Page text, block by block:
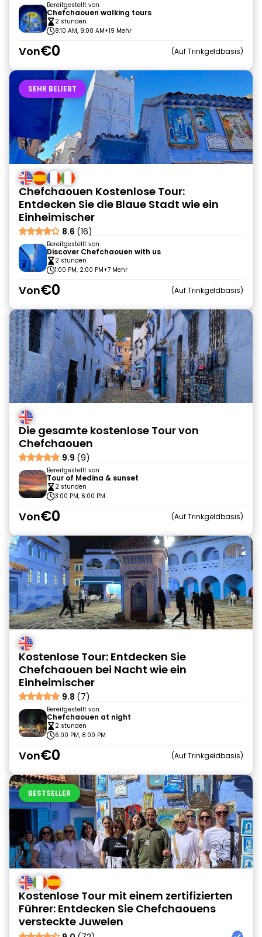
Bereitgestellt von
Chefchaouen walking tours
2 stunden
8:10 AM, 9:00 AM+19 Mehr
Von€0 Auf Trinkgeldbasis
SEHR BELIEBT
Chefchaouen Kostenlose Tour:
Entdecken Sie die Blaue Stadt wie ein
Einheimischer
8.6 (16)
Bereitgestellt von
Discover Chefchaouen with us
2 stunden
1:00 PM, 2:00 PM+7 Mehr
Von€0 Auf Trinkgeldbasis
Die gesamte kostenlose Tour von
Chefchaouen
9.9 (9)
Bereitgestellt von
Tour of Medina & sunset
2 stunden
3:00 PM, 6:00 PM
Von€0 Auf Trinkgeldbasis
Kostenlose Tour: Entdecken Sie
Chefchaouen bei Nacht wie ein
Einheimischer
9.8 (7)
Bereitgestellt von
Chefchaouen at night
2 stunden
6:00 PM, 8:00 PM
Von€0 Auf Trinkgeldbasis
BESTSELLER
Kostenlose Tour mit einem zertifizierten
Führer: Entdecken Sie Chefchaouens
versteckte Juwelen